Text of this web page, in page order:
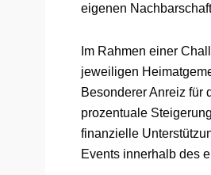
eigenen
Im Rahmen einer
jeweiligen
Besonderer Anreiz für
prozentuale
finanzielle
Events innerhalb des